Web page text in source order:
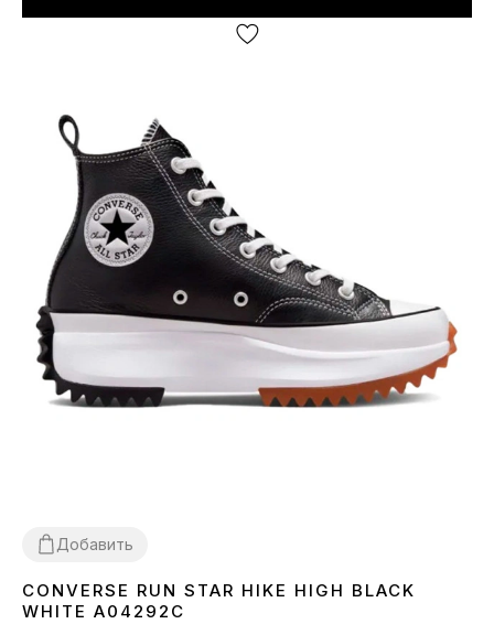
Добавить
38
CONVERSE RUN STAR HIKE HIGH BLACK
WHITE A04292C